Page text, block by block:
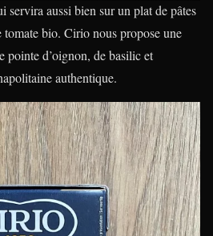
servira aussi bien sur un plat de pâtes
tomate bio. Cirio nous propose une
pointe d’oignon, de basilic et
authentique.